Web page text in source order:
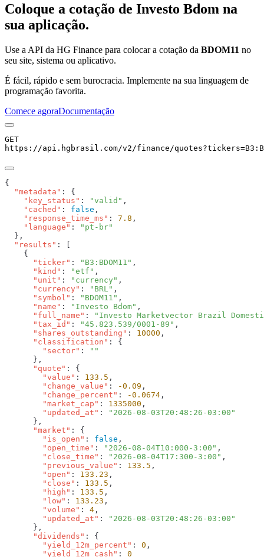
Coloque a cotação de Investo Bdom na
sua aplicação.
Use a API da HG Finance para colocar a cotação da BDOM11 no
seu site, sistema ou aplicativo.
É fácil, rápido e sem burocracia. Implemente na sua linguagem de
programação favorita.
Comece agoraDocumentação
GET
https://api.hgbrasil.com/v2/finance/quotes?tickers=
  "metadata"
    "key_status"
: "valid"
    "cached"
: false
    "response_time_ms"
: 7.8
    "language"
:
  "results"
      "ticker"
: "B3:BDOM11"
      "kind"
: "etf"
      "unit"
: "currency"
      "currency"
: "BRL"
      "symbol"
: "BDOM11"
      "name"
: "Investo Bdom"
      "full_name"
:
"Investo Marketvector Brazil
      "tax_id"
: "45.823.539/0001-89"
      "shares_outstanding"
: 10000
      "classification"
        "sector"
:
      "quote"
        "value"
: 133.5
        "change_value"
: -0.09
        "change_percent"
: -0.0674
        "market_cap"
: 1335000
        "updated_at"
:
      "market"
        "is_open"
: false
        "open_time"
: "2026-08-04T10:000-3:00"
        "close_time"
: "2026-08-04T17:300-3:00"
        "previous_value"
: 133.5
        "open"
: 133.23
        "close"
: 133.5
        "high"
: 133.5
        "low"
: 133.23
        "volume"
: 4
        "updated_at"
:
      "dividends"
        "yield_12m_percent"
: 0
        "yield_12m_cash"
: